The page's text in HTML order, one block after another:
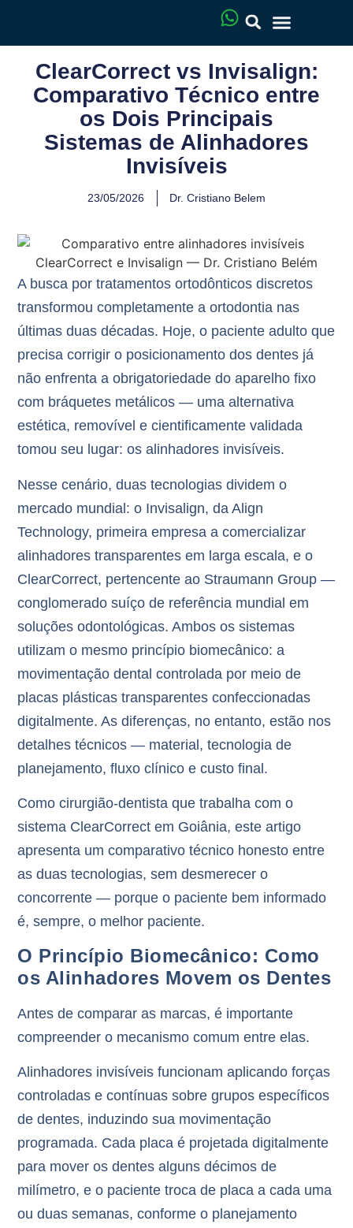
ClearCorrect vs Invisalign:
Comparativo Técnico entre
os Dois Principais
Sistemas de Alinhadores
Invisíveis
23/05/2026 Dr. Cristiano Belem
A busca por tratamentos ortodônticos discretos
transformou completamente a ortodontia nas
últimas duas décadas. Hoje, o paciente adulto que
precisa corrigir o posicionamento dos dentes já
não enfrenta a obrigatoriedade do aparelho fixo
com bráquetes metálicos — uma alternativa
estética, removível e cientificamente validada
tomou seu lugar: os alinhadores invisíveis.
Nesse cenário, duas tecnologias dividem o
mercado mundial: o Invisalign, da Align
Technology, primeira empresa a comercializar
alinhadores transparentes em larga escala, e o
ClearCorrect, pertencente ao Straumann Group —
conglomerado suíço de referência mundial em
soluções odontológicas. Ambos os sistemas
utilizam o mesmo princípio biomecânico: a
movimentação dental controlada por meio de
placas plásticas transparentes confeccionadas
digitalmente. As diferenças, no entanto, estão nos
detalhes técnicos — material, tecnologia de
planejamento, fluxo clínico e custo final.
Como cirurgião-dentista que trabalha com o
sistema ClearCorrect em Goiânia, este artigo
apresenta um comparativo técnico honesto entre
as duas tecnologias, sem desmerecer o
concorrente — porque o paciente bem informado
é, sempre, o melhor paciente.
O Princípio Biomecânico: Como
os Alinhadores Movem os Dentes
Antes de comparar as marcas, é importante
compreender o mecanismo comum entre elas.
Alinhadores invisíveis funcionam aplicandoforças
controladas e contínuas sobre grupos específicos
de dentes, induzindo sua movimentação
programada. Cada placa é projetada digitalmente
para mover os dentes alguns décimos de
milímetro, e o paciente troca de placa a cada uma
ou duas semanas, conforme o planejamento